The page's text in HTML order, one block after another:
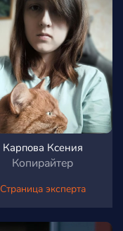
Карпова Ксения
Копирайтер
Страница эксперта